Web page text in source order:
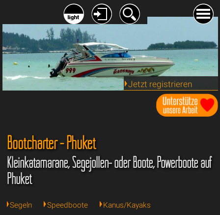
Jetzt registrieren
Bootcharter - Phuket
Kleinkatamarane, Segejollen- oder Boote, Powerboote auf
Phuket
Segeln Speedboote Kanus/Kayaks